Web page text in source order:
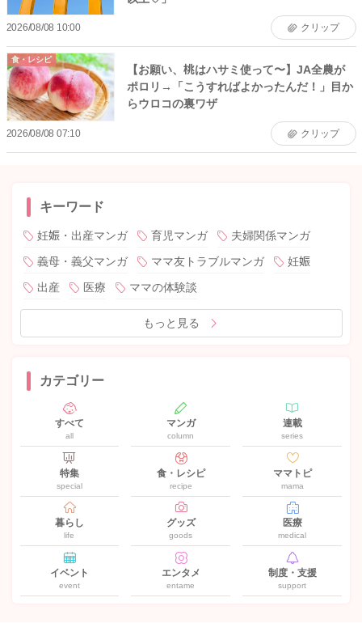
2026/08/08 10:00 クリップ
食・レシピ
【お願い、桃はハサミ使って〜】JA全農が
ポロリ→「こうすればよかったんだ！」目か
らウロコの裏ワザ
2026/08/08 07:10 クリップ
キーワード
妊娠・出産マンガ 育児マンガ
夫婦関係マンガ
義母・義父マンガ
ママ友トラブルマンガ
妊娠
出産
医療 ママの体験談
もっと見る
カテゴリー
すべて
all
マンガ
column
連載
series
特集
special
食・レシピ
recipe
ママトピ
mama
暮らし
life
グッズ
goods
医療
medical
イベント
event
エンタメ
entame
制度・支援
support